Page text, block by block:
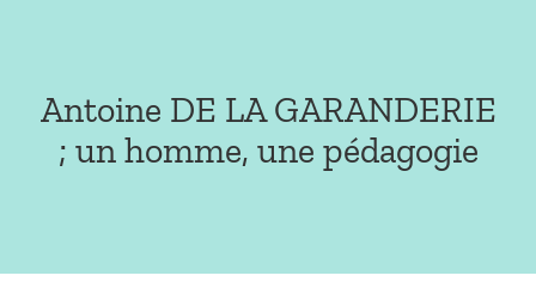
Antoine DE LA GARANDERIE
; un homme, une pédagogie